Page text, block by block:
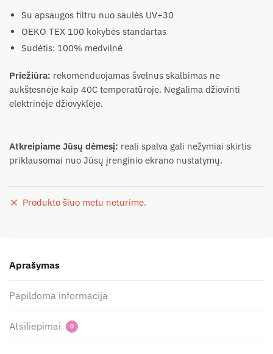
Su apsaugos filtru nuo saulės UV+30
OEKO TEX 100 kokybės standartas
Sudėtis: 100% medvilnė
Priežiūra: rekomenduojamas švelnus skalbimas ne
aukštesnėje kaip 40C temperatūroje. Negalima džiovinti
elektrinėje džiovyklėje.
Atkreipiame Jūsų dėmesį: reali spalva gali nežymiai skirtis
priklausomai nuo Jūsų įrenginio ekrano nustatymų.
Produkto šiuo metu neturime.
Aprašymas
Papildoma informacija
Atsiliepimai 0